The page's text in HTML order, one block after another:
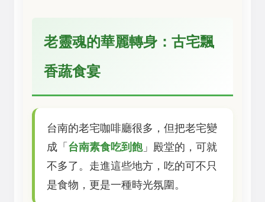
老靈魂的華麗轉身：古宅飄
香蔬食宴
台南的老宅咖啡廳很多，但把老宅變
成「 台南素食吃到飽」殿堂的，可就
不多了。走進這些地方，吃的可不只
是食物，更是一種時光氛圍。